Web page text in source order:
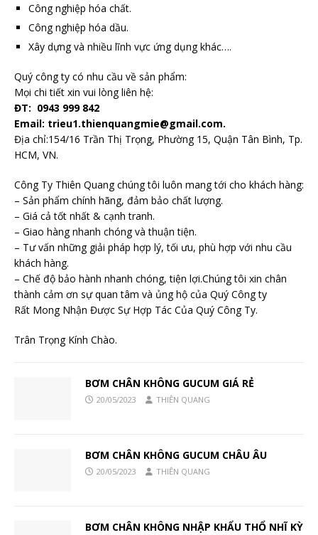
Công nghiệp hóa chất.
Công nghiệp hóa dầu.
Xây dựng và nhiều lĩnh vực ứng dụng khác….
Quý công ty có nhu cầu về sản phẩm:
Mọi chi tiết xin vui lòng liên hệ:
ĐT: 0943 999 842
Email: trieu1.thienquangmie@gmail.com.
Địa chỉ:154/16 Trần Thị Trọng, Phường 15, Quận Tân Bình, Tp.
HCM, VN.
Công Ty Thiên Quang chúng tôi luôn mang tới cho khách hàng:
– Sản phẩm chính hãng, đảm bảo chất lượng.
– Giá cả tốt nhất & cạnh tranh.
– Giao hàng nhanh chóng và thuận tiện.
– Tư vấn những giải pháp hợp lý, tối ưu, phù hợp với nhu cầu
khách hàng.
– Chế độ bảo hành nhanh chóng, tiện lợi.Chúng tôi xin chân
thành cảm ơn sự quan tâm và ủng hộ của Quý Công ty
Rất Mong Nhận Được Sự Hợp Tác Của Quý Công Ty.
Trân Trọng Kính Chào.
BƠM CHÂN KHÔNG GUCUM GIÁ RẺ
20/05/2023 THIÊN QUANG
BƠM CHÂN KHÔNG GUCUM CHÂU ÂU
20/05/2023 THIÊN QUANG
BƠM CHÂN KHÔNG NHẬP KHẨU THỔ NHĨ KỲ